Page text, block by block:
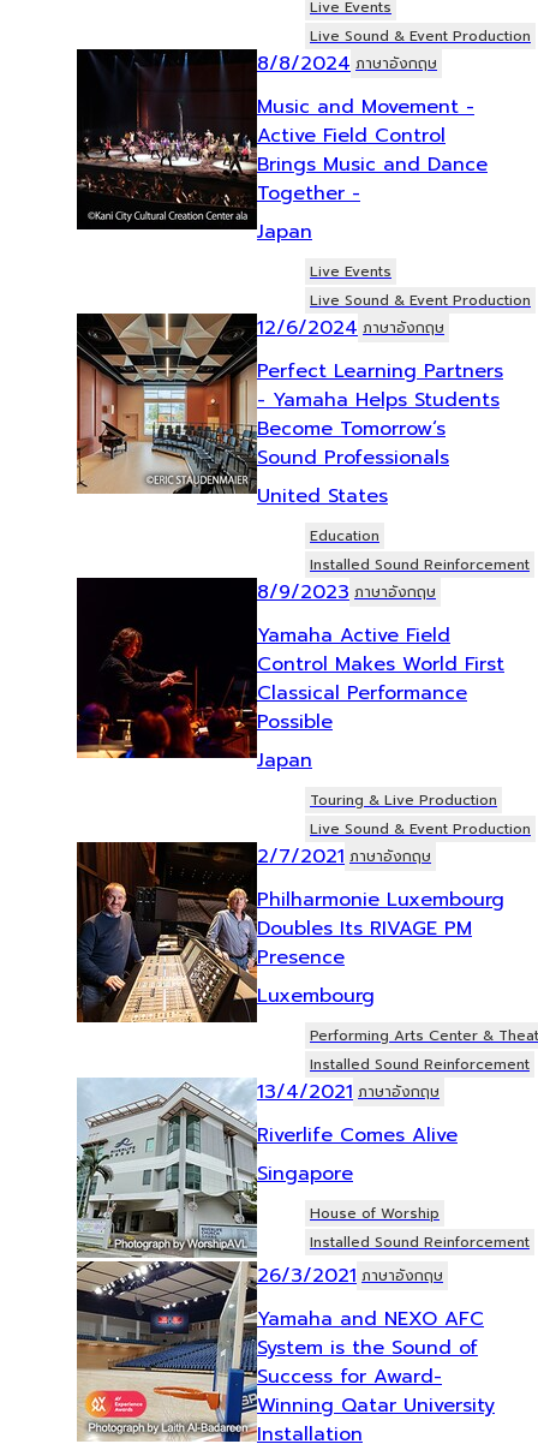
Live Events
Live Sound & Event Production
8/8/2024 ภาษาอังกฤษ
Music and Movement -
Active Field Control
Brings Music and Dance
Together -
Japan
Live Events
Live Sound & Event Production
12/6/2024 ภาษาอังกฤษ
Perfect Learning Partners
- Yamaha Helps Students
Become Tomorrow‘s
Sound Professionals
United States
Education
Installed Sound Reinforcement
8/9/2023 ภาษาอังกฤษ
Yamaha Active Field
Control Makes World First
Classical Performance
Possible
Japan
Touring & Live Production
Live Sound & Event Production
2/7/2021 ภาษาอังกฤษ
Philharmonie Luxembourg
Doubles Its RIVAGE PM
Presence
Luxembourg
Performing Arts Center &
Installed Sound Reinforcement
13/4/2021 ภาษาอังกฤษ
Riverlife Comes Alive
Singapore
House of Worship
Installed Sound Reinforcement
26/3/2021 ภาษาอังกฤษ
Yamaha and NEXO AFC
System is the Sound of
Success for Award-
Winning Qatar University
Installation